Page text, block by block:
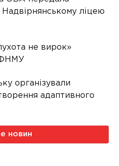
ліцею
не вирок»
організували
адаптивного
новин